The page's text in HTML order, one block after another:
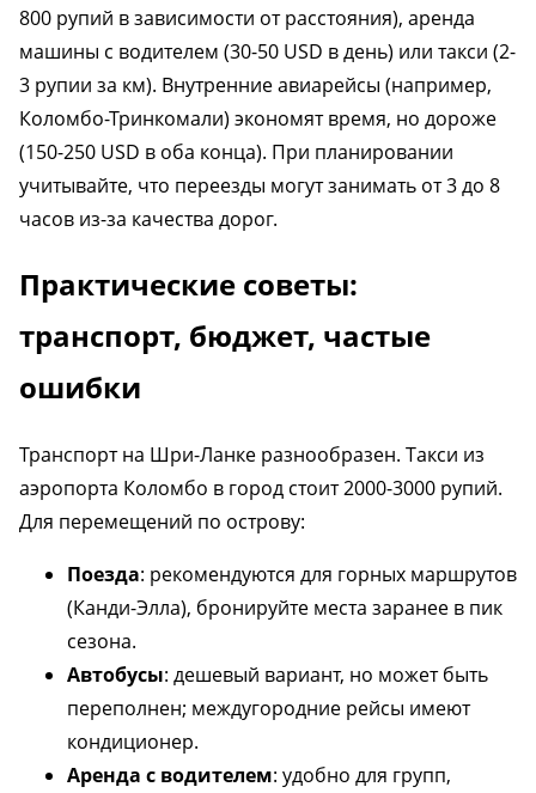
800 рупий в зависимости от расстояния), аренда
машины с водителем (30-50 USD в день) или такси (2-
3 рупии за км). Внутренние авиарейсы (например,
Коломбо-Тринкомали) экономят время, но дороже
(150-250 USD в оба конца). При планировании
учитывайте, что переезды могут занимать от 3 до 8
часов из-за качества дорог.
Практические советы:
транспорт, бюджет, частые
ошибки
Транспорт на Шри-Ланке разнообразен. Такси из
аэропорта Коломбо в город стоит 2000-3000 рупий.
Для перемещений по острову:
Поезда: рекомендуются для горных маршрутов
(Канди-Элла), бронируйте места заранее в пик
сезона.
Автобусы: дешевый вариант, но может быть
переполнен; междугородние рейсы имеют
кондиционер.
Аренда с водителем: удобно для групп,